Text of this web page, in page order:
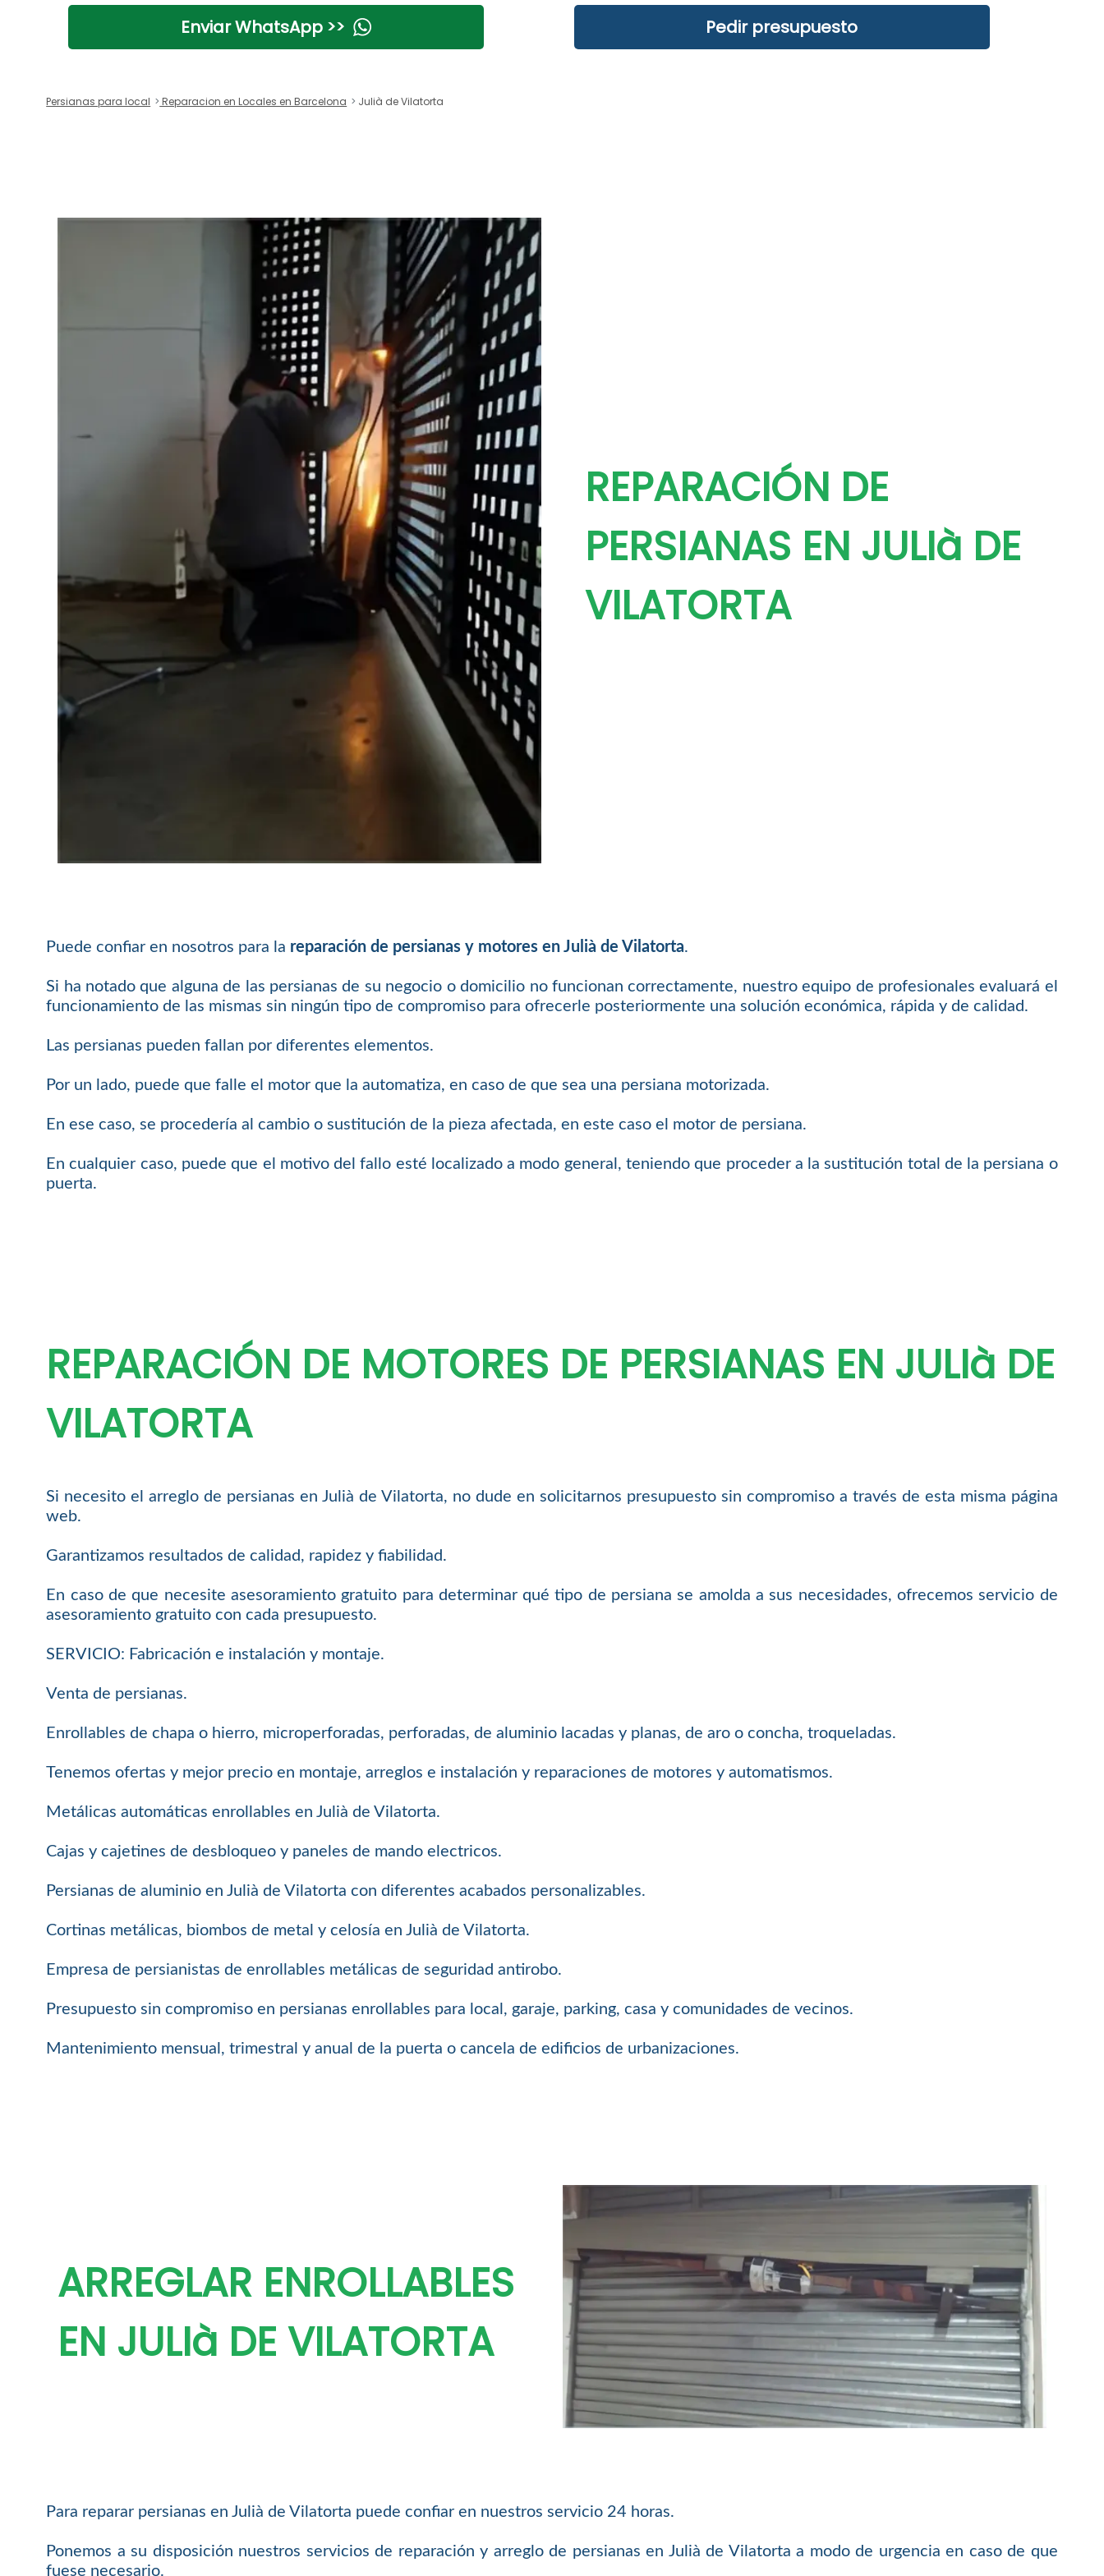
Enviar WhatsApp >> Pedir presupuesto
Persianas para local Reparacion en Locales en Barcelona Julià de Vilatorta
REPARACIÓN DE
PERSIANAS EN JULIà DE
VILATORTA
Puede confiar en nosotros para la reparación de persianas y motores en Julià de Vilatorta.
Si ha notado que alguna de las persianas de su negocio o domicilio no funcionan correctamente, nuestro equipo de profesionales evaluará el
funcionamiento de las mismas sin ningún tipo de compromiso para ofrecerle posteriormente una solución económica, rápida y de calidad.
Las persianas pueden fallan por diferentes elementos.
Por un lado, puede que falle el motor que la automatiza, en caso de que sea una persiana motorizada.
En ese caso, se procedería al cambio o sustitución de la pieza afectada, en este caso el motor de persiana.
En cualquier caso, puede que el motivo del fallo esté localizado a modo general, teniendo que proceder a la sustitución total de la persiana o
puerta.
REPARACIÓN DE MOTORES DE PERSIANAS EN JULIà DE
VILATORTA
Si necesito el arreglo de persianas en Julià de Vilatorta, no dude en solicitarnos presupuesto sin compromiso a través de esta misma página
web.
Garantizamos resultados de calidad, rapidez y fiabilidad.
En caso de que necesite asesoramiento gratuito para determinar qué tipo de persiana se amolda a sus necesidades, ofrecemos servicio de
asesoramiento gratuito con cada presupuesto.
SERVICIO: Fabricación e instalación y montaje.
Venta de persianas.
Enrollables de chapa o hierro, microperforadas, perforadas, de aluminio lacadas y planas, de aro o concha, troqueladas.
Tenemos ofertas y mejor precio en montaje, arreglos e instalación y reparaciones de motores y automatismos.
Metálicas automáticas enrollables en Julià de Vilatorta.
Cajas y cajetines de desbloqueo y paneles de mando electricos.
Persianas de aluminio en Julià de Vilatorta con diferentes acabados personalizables.
Cortinas metálicas, biombos de metal y celosía en Julià de Vilatorta.
Empresa de persianistas de enrollables metálicas de seguridad antirobo.
Presupuesto sin compromiso en persianas enrollables para local, garaje, parking, casa y comunidades de vecinos.
Mantenimiento mensual, trimestral y anual de la puerta o cancela de edificios de urbanizaciones.
ARREGLAR ENROLLABLES
EN JULIà DE VILATORTA
Para reparar persianas en Julià de Vilatorta puede confiar en nuestros servicio 24 horas.
Ponemos a su disposición nuestros servicios de reparación y arreglo de persianas en Julià de Vilatorta a modo de urgencia en caso de que
fuese necesario.